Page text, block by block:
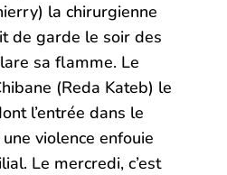
la chirurgienne
de garde le soir des
sa flamme. Le
(Reda Kateb) le
l’entrée dans le
violence enfouie
Le mercredi, c’est